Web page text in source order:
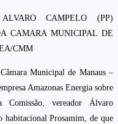
Municipal de Manaus –
Amazonas Energia sobre
Comissão, vereador Álvaro
habitacional Prosamim, de que